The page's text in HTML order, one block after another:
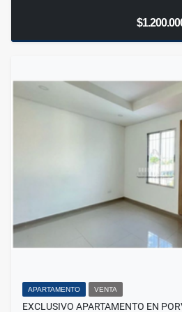
APARTAMENTO VENTA
EXCLUSIVO APARTAMENTO EN